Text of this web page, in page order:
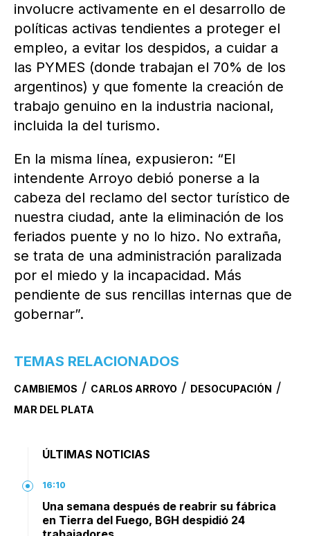
involucre activamente en el desarrollo de
políticas activas tendientes a proteger el
empleo, a evitar los despidos, a cuidar a
las PYMES (donde trabajan el 70% de los
argentinos) y que fomente la creación de
trabajo genuino en la industria nacional,
incluida la del turismo.
En la misma línea, expusieron: “El
intendente Arroyo debió ponerse a la
cabeza del reclamo del sector turístico de
nuestra ciudad, ante la eliminación de los
feriados puente y no lo hizo. No extraña,
se trata de una administración paralizada
por el miedo y la incapacidad. Más
pendiente de sus rencillas internas que de
gobernar”.
TEMAS RELACIONADOS
CAMBIEMOS / CARLOS ARROYO / DESOCUPACIÓN /
MAR DEL PLATA
ÚLTIMAS NOTICIAS
16:10
Una semana después de reabrir su fábrica
en Tierra del Fuego, BGH despidió 24